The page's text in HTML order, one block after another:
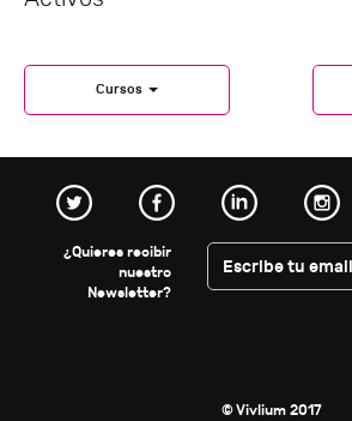
Cursos
¿Quieres recibir
nuestro
Newsletter?
© Vivlium 2017